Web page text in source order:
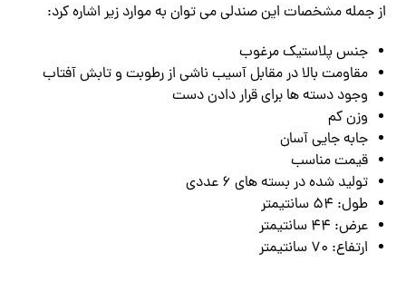
از جمله مشخصات این صندلی می توان به موارد زیر اشاره کرد:
جنس پلاستیک مرغوب
مقاومت بالا در مقابل آسیب ناشی از رطوبت و تابش آفتاب
وجود دسته ها برای قرار دادن دست
وزن کم
جابه جایی آسان
قیمت مناسب
تولید شده در بسته های 6 عددی
طول: 54 سانتیمتر
عرض: 44 سانتیمتر
ارتفاع: 70 سانتیمتر